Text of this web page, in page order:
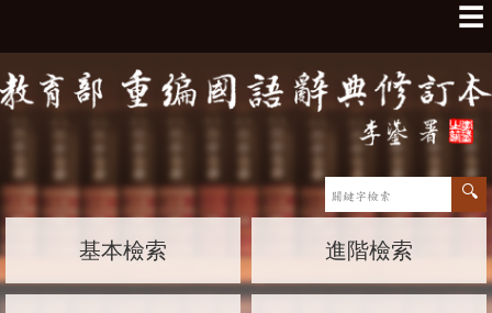
☰
基本檢索 進階檢索